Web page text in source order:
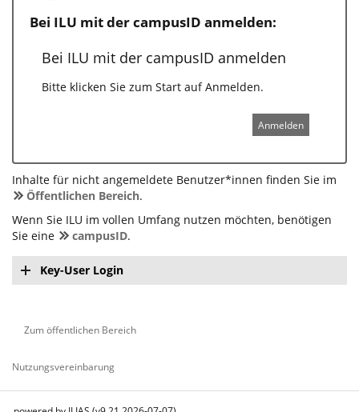
Bei ILU mit der campusID anmelden:
Bei ILU mit der campusID anmelden
Bitte klicken Sie zum Start auf Anmelden.
Anmelden
Inhalte für nicht angemeldete Benutzer*innen finden Sie im
Öffentlichen Bereich.
Wenn Sie ILU im vollen Umfang nutzen möchten, benötigen
Sie eine
campusID.
Key-User Login
Zum öffentlichen Bereich
Nutzungsvereinbarung